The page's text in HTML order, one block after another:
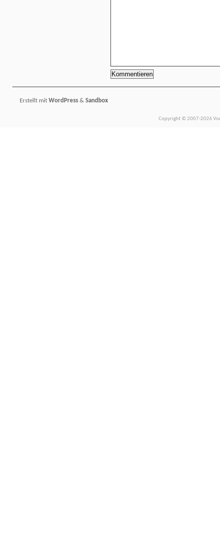
Erstellt mit WordPress & Sandbox
Copyright © 2007-2026